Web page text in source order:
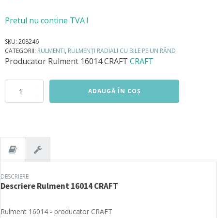
Pretul nu contine TVA !
SKU: 208246
CATEGORII: RULMENTI, RULMENȚI RADIALI CU BILE PE UN RÂND
Producator Rulment 16014 CRAFT CRAFT
Cantitate
ADAUGĂ ÎN COȘ
DESCRIERE
DescriereRulment 16014 CRAFT
Rulment 16014 - producator CRAFT